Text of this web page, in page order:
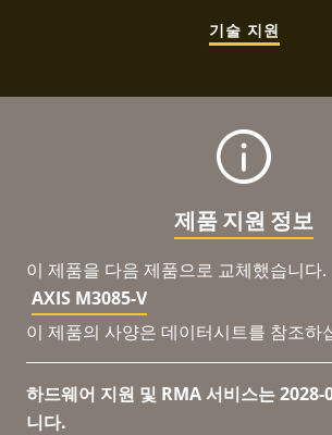
기술 지원
제품 지원 정보
이 제품을 다음 제품으로 교체했습니다.
AXIS M3085-V
이 제품의 사양은 데이터시트를 참조하
하드웨어 지원 및 RMA 서비스는 2028-
니다.